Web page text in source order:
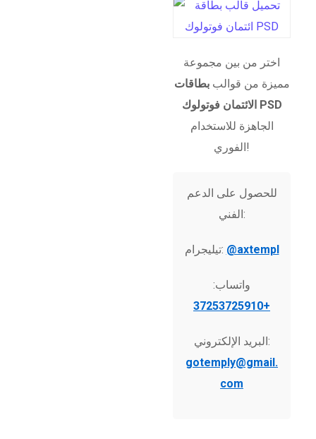
اختر من بين مجموعة
مميزة من قوالببطاقات
الائتمان فوتولوك PSD
الجاهزة للاستخدام
الفوري!
للحصول على الدعم
الفني:
تيليجرام: @axtempl
واتساب:
+37253725910
البريد الإلكتروني:
gotemply@gmail.
com